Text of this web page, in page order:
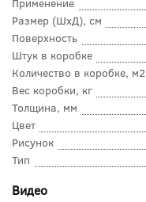
Размер (ШхД), см
Поверхность
Штук в коробке
Количество в коробке, м2
Вес коробки, кг
Толщина, мм
Цвет
Рисунок
Тип
Видео